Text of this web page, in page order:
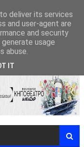
deliver its services
and user-agent are
and security
usage
abuse.
IT